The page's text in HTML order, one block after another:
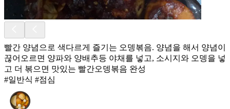
빨간 양념으로 색다르게 즐기는 오뎅볶음. 양념을 해서 양념이
끊어오르면 양파와 양배추등 야채를 넣고, 소시지와 오뎅을 넣
고 더 볶으면 맛있는 빨간오뎅볶음 완성
#일반식 #점심